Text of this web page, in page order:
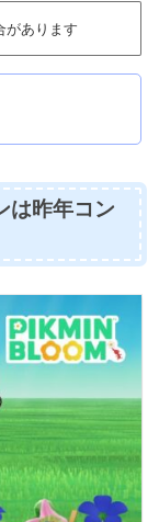
があります
は昨年コン